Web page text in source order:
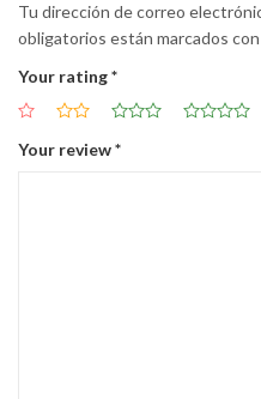
Tu dirección de correo
obligatorios están marcados con
Your rating*
Your review*